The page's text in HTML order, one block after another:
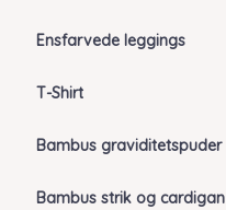
Ensfarvede leggings
T-Shirt
Bambus graviditetspuder
Bambus strik og cardigan